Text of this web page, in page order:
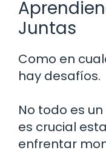
Juntas
Como en
hay desafíos.
No todo es
es crucial
enfrentar